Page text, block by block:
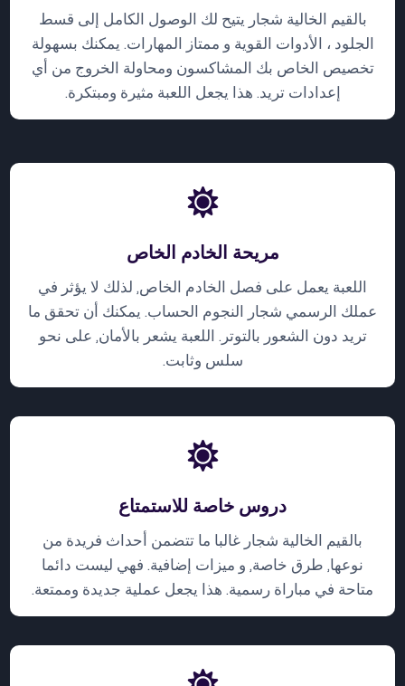
بالقيم الخالية شجار يتيح لك الوصول الكامل إلى قسط
الجلود ، الأدوات القوية و ممتاز المهارات. يمكنك بسهولة
تخصيص الخاص بك المشاكسون ومحاولة الخروج من أي
إعدادات تريد. هذا يجعل اللعبة مثيرة ومبتكرة.
مريحة الخادم الخاص
اللعبة يعمل على فصل الخادم الخاص, لذلك لا يؤثر في
عملك الرسمي شجار النجوم الحساب. يمكنك أن تحقق ما
تريد دون الشعور بالتوتر. اللعبة يشعر بالأمان, على نحو
سلس وثابت.
دروس خاصة للاستمتاع
بالقيم الخالية شجار غالبا ما تتضمن أحداث فريدة من
نوعها, طرق خاصة, و ميزات إضافية. فهي ليست دائما
متاحة في مباراة رسمية. هذا يجعل عملية جديدة وممتعة.